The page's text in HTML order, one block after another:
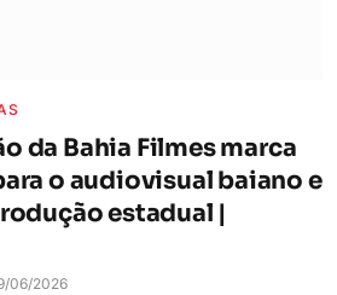
da Bahia Filmes marca
o audiovisual baiano e
estadual |
06/2026